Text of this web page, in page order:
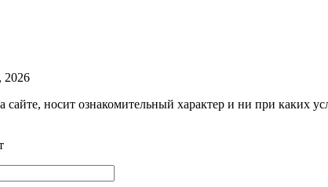
носит ознакомительный характер и ни при каких